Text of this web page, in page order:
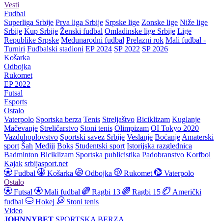
Vesti
Fudbal
Superliga Srbije Prva liga Srbije Srpske lige Zonske lige Niže lige
Srbije Kup Srbije Ženski fudbal Omladinske lige Srbije Lige
Republike Srpske Međunarodni fudbal Prelazni rok Mali fudbal -
Turniri Fudbalski stadioni EP 2024 SP 2022 SP 2026
Košarka
Odbojka
Rukomet
EP 2022
Futsal
Esports
Ostalo
Vaterpolo Sportska berza Tenis Streljaštvo Biciklizam Kuglanje
Mačevanje Streličarstvo Stoni tenis Olimpizam OI Tokyo 2020
Vazduhoplovstvo Sportski savez Srbije Veslanje Boćanje Amaterski
sport Šah Mediji Boks Studentski sport Istorijska razglednica
Badminton Biciklizam Sportska publicistika Padobranstvo Korfbol
Kajak srbijasport.net
Fudbal
Košarka Odbojka Rukomet
Vaterpolo
Ostalo
Futsal
Mali fudbal Ragbi 13 Ragbi 15
Američki
fudbal
Hokej
Stoni tenis
Video